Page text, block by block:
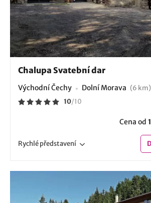
Chalupa Svatební dar
Východní Čechy Dolní Morava (6 km)
10/10
Cena od
Rychlépředstavení